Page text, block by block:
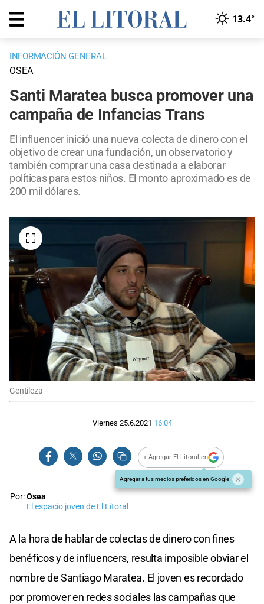
13.4°
INFORMACIÓN GENERAL
OSEA
Santi Maratea busca promover una
campaña de Infancias Trans
El influencer inició una nueva colecta de dinero con el
objetivo de crear una fundación, un observatorio y
también comprar una casa destinada a elaborar
políticas para estos niños. El monto aproximado es de
200 mil dólares.
Gentileza
Viernes 25.6.2021 16:04
+ Agregar El Litoral en
Agregar a tus medios preferidos en Google
Por:Osea
El espacio joven de El Litoral
A la hora de hablar de colectas de dinero con fines
benéficos y de influencers, resulta imposible obviar el
nombre de Santiago Maratea. El joven es recordado
por promover en redes sociales las campañas que